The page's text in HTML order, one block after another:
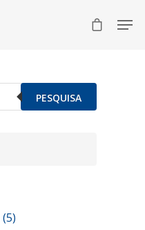
PESQUISA
(5)